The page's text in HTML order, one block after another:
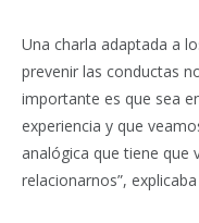
Una charla adaptada a
prevenir las conductas
importante es que sea
experiencia y que
analógica que tiene que
relacionarnos”,